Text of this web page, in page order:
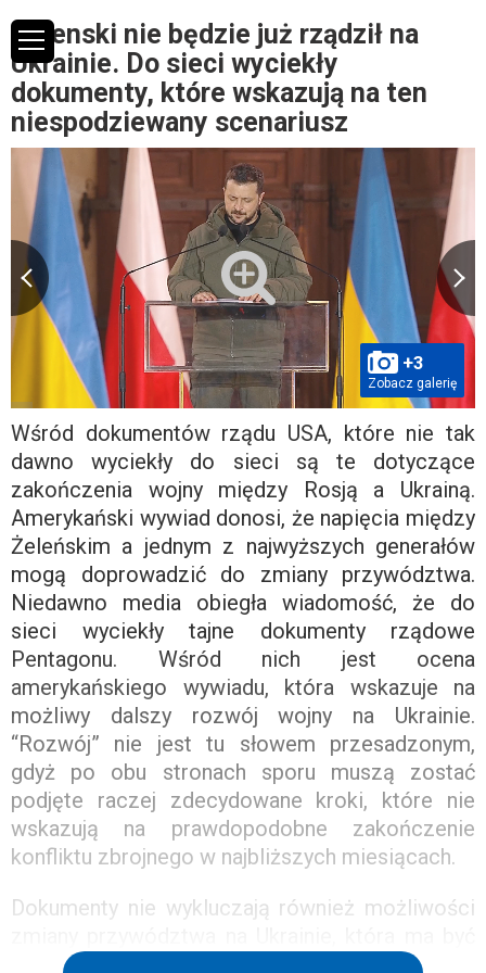
Zelenski nie będzie już rządził na
Ukrainie. Do sieci wyciekły
dokumenty, które wskazują na ten
niespodziewany scenariusz
+3
Zobacz galerię
Wśród dokumentów rządu USA, które nie tak
dawno wyciekły do sieci są te dotyczące
zakończenia wojny między Rosją a Ukrainą.
Amerykański wywiad donosi, że napięcia między
Żeleńskim a jednym z najwyższych generałów
mogą doprowadzić do zmiany przywództwa.
Niedawno media obiegła wiadomość, że do
sieci wyciekły tajne dokumenty rządowe
Pentagonu. Wśród nich jest ocena
amerykańskiego wywiadu, która wskazuje na
możliwy dalszy rozwój wojny na Ukrainie.
“Rozwój” nie jest tu słowem przesadzonym,
gdyż po obu stronach sporu muszą zostać
podjęte raczej zdecydowane kroki, które nie
wskazują na prawdopodobne zakończenie
konfliktu zbrojnego w najbliższych miesiącach.
Dokumenty nie wykluczają również możliwości
ponoć wynikiem konfliktu między Wołodymyrem